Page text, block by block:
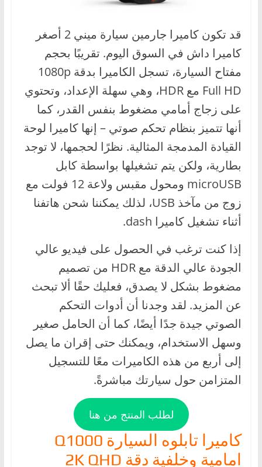
قد تكون كاميرا جارمين سيارة ميني 2 أصغر
كاميرا داش في السوق اليوم. تقريبًا بحجم
مفتاح السيارة، تسجل الكاميرا بدقة 1080p
Full HD مع HDR، وهي سهلة الإعداد، وتحتوي
على زجاج أمامي مضغوط بنفس القدر، كما
أنها تتميز بنظام تحكم صوتي – إنها كاميرا لوحة
القيادة المدمجة المثالية. نظرًا لحجمها، لا توجد
بطارية، ولكن يتم تشغيلها بواسطة كابل
microUSB ومحول مقبس ولاعة 12 فولت مع
زوج من مآخذ USB، لذلك يمكننا شحن هاتفنا
أثناء تشغيل كاميرا dash.
إذا كنت ترغب في الحصول على فيديو عالي
الجودة عالي الدقة مع HDR من تصميم
مضغوط بشكل لا يصدق، فعليك حقًا ألا تبحث
عن المزيد. لقد وجدنا أن أدوات التحكم
الصوتي جيدة جدًا أيضًا، كما أن الحامل صغير
وسهل الاستخدام، ويمكنك حتى إقران ما يصل
إلى أربع من هذه الكاميرات معًا للتسجيل
المتزامن حول سيارتك مباشرةً.
لطلب المنتج من هنا
كاميرا تابلوه السيارة Q1000
امامية وخلفية دقة 2K QHD